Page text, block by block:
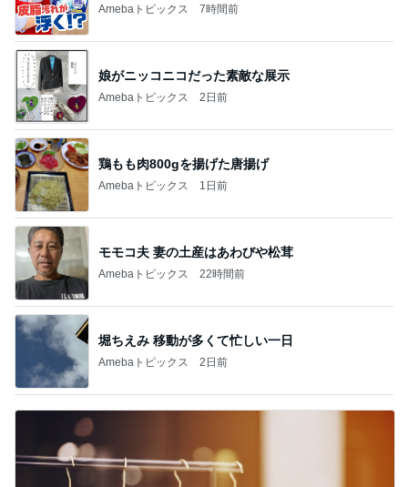
Amebaトピックス 7時間前
娘がニッコニコだった素敵な展示
Amebaトピックス 2日前
鶏もも肉800gを揚げた唐揚げ
Amebaトピックス 1日前
モモコ夫 妻の土産はあわびや松茸
Amebaトピックス 22時間前
堀ちえみ 移動が多くて忙しい一日
Amebaトピックス 2日前